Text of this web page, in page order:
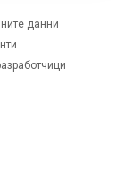
данни